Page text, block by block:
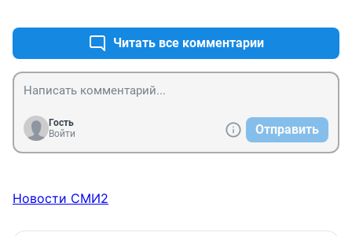
Читать все комментарии
Гость
Войти
Отправить
Новости СМИ2